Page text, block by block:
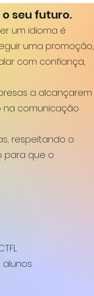
seu futuro.
um idioma é
uma promoção,
com confiança,
a alcançarem
na comunicação
respeitando o
para que o